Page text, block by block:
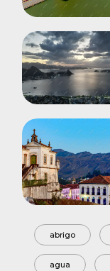
abrigo
agua